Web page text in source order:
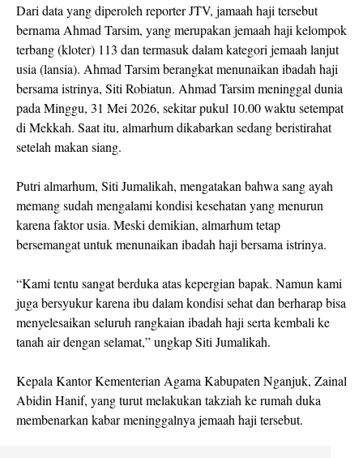
Dari data yang diperoleh reporter JTV, jamaah haji tersebut
bernama Ahmad Tarsim, yang merupakan jemaah haji kelompok
terbang (kloter) 113 dan termasuk dalam kategori jemaah lanjut
usia (lansia). Ahmad Tarsim berangkat menunaikan ibadah haji
bersama istrinya, Siti Robiatun. Ahmad Tarsim meninggal dunia
pada Minggu, 31 Mei 2026, sekitar pukul 10.00 waktu setempat
di Mekkah. Saat itu, almarhum dikabarkan sedang beristirahat
setelah makan siang.
Putri almarhum, Siti Jumalikah, mengatakan bahwa sang ayah
memang sudah mengalami kondisi kesehatan yang menurun
karena faktor usia. Meski demikian, almarhum tetap
bersemangat untuk menunaikan ibadah haji bersama istrinya.
“Kami tentu sangat berduka atas kepergian bapak. Namun kami
juga bersyukur karena ibu dalam kondisi sehat dan berharap bisa
menyelesaikan seluruh rangkaian ibadah haji serta kembali ke
tanah air dengan selamat,” ungkap Siti Jumalikah.
Kepala Kantor Kementerian Agama Kabupaten Nganjuk, Zainal
Abidin Hanif, yang turut melakukan takziah ke rumah duka
membenarkan kabar meninggalnya jemaah haji tersebut.